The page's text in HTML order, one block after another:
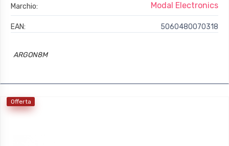
Marchio: Modal Electronics
EAN: 5060480070318
ARGON8M
Offerta